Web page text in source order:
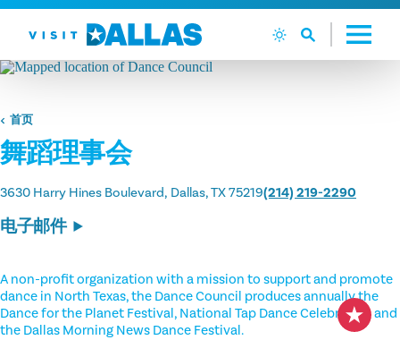
跳转到内容
首页
舞蹈理事会
3630 Harry Hines Boulevard Dallas, TX 75219(214) 219-2290
电子邮件
A non-profit organization with a mission to support and promote
dance in North Texas, the Dance Council produces annually the
Dance for the Planet Festival, National Tap Dance Celebration and
the Dallas Morning News Dance Festival.